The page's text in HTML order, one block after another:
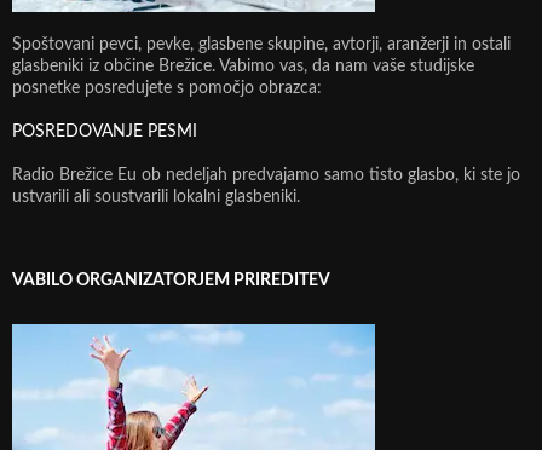
Spoštovani pevci, pevke, glasbene skupine, avtorji, aranžerji in ostali
glasbeniki iz občine Brežice. Vabimo vas, da nam vaše studijske
posnetke posredujete s pomočjo obrazca:
POSREDOVANJE PESMI
Radio Brežice Eu ob nedeljah predvajamo samo tisto glasbo, ki ste jo
ustvarili ali soustvarili lokalni glasbeniki.
VABILO ORGANIZATORJEM PRIREDITEV